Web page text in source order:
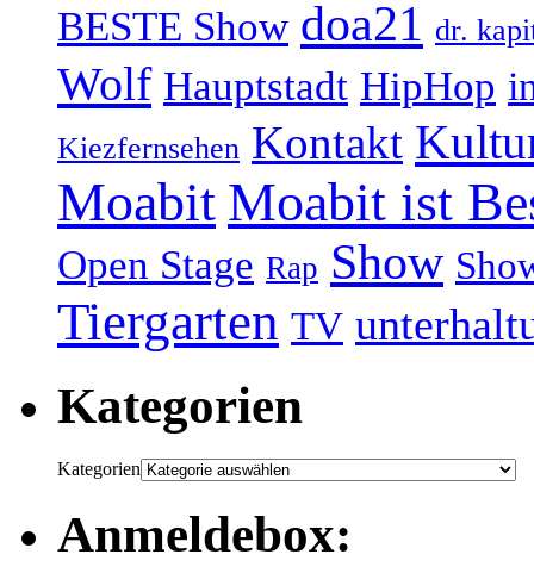
BESTE Show doa21 dr.
Wolf Hauptstadt HipHop
Kiezfernsehen Kontakt
Moabit Moabit ist
Open Stage Rap Show
Tiergarten TV
Kategorien
Kategorien
Anmeldebox: